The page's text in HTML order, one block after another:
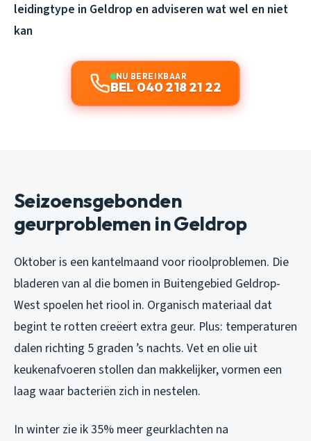
leidingtype in Geldrop en adviseren wat wel en niet
kan
NU BEREIKBAAR
BEL 040 218 21 22
Seizoensgebonden
geurproblemen in Geldrop
Oktober is een kantelmaand voor rioolproblemen. Die
bladeren van al die bomen in Buitengebied Geldrop-
West spoelen het riool in. Organisch materiaal dat
begint te rotten creëert extra geur. Plus: temperaturen
dalen richting 5 graden ’s nachts. Vet en olie uit
keukenafvoeren stollen dan makkelijker, vormen een
laag waar bacteriën zich in nestelen.
In winter zie ik 35% meer geurklachten na